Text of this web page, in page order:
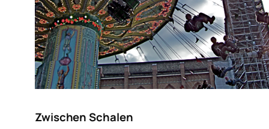
Zwischen Schalen